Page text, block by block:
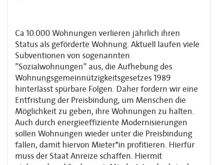
Ca 10.000 Wohnungen verlieren jährlich ihren
Status als geförderte Wohnung. Aktuell laufen viele
Subventionen von sogenannten
”Sozialwohnungen” aus, die Aufhebung des
Wohnungsgemeinnützigkeitsgesetzes 1989
hinterlässt spürbare Folgen. Daher fordern wir eine
Entfristung der Preisbindung, um Menschen die
Möglichkeit zu geben, ihre Wohnungen zu halten.
Auch durch energieeffiziente Modernisierungen
sollen Wohnungen wieder unter die Preisbindung
fallen, damit hiervon Mieter*in profitieren. Hierfür
muss der Staat Anreize schaffen. Hiermit